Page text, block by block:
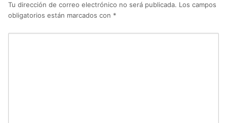
Tu dirección de correo electrónico no será publicada. Los campos
obligatorios están marcados con *